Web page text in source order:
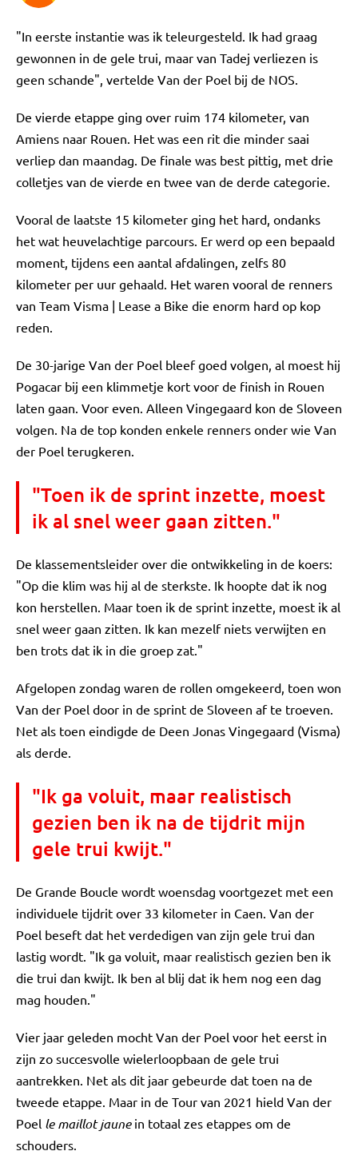
"In eerste instantie was ik teleurgesteld. Ik had graag
gewonnen in de gele trui, maar van Tadej verliezen is
geen schande", vertelde Van der Poel bij de NOS.
De vierde etappe ging over ruim 174 kilometer, van
Amiens naar Rouen. Het was een rit die minder saai
verliep dan maandag. De finale was best pittig, met drie
colletjes van de vierde en twee van de derde categorie.
Vooral de laatste 15 kilometer ging het hard, ondanks
het wat heuvelachtige parcours. Er werd op een bepaald
moment, tijdens een aantal afdalingen, zelfs 80
kilometer per uur gehaald. Het waren vooral de renners
van Team Visma | Lease a Bike die enorm hard op kop
reden.
De 30-jarige Van der Poel bleef goed volgen, al moest hij
Pogacar bij een klimmetje kort voor de finish in Rouen
laten gaan. Voor even. Alleen Vingegaard kon de Sloveen
volgen. Na de top konden enkele renners onder wie Van
der Poel terugkeren.
"Toen ik de sprint inzette, moest
ik al snel weer gaan zitten."
De klassementsleider over die ontwikkeling in de koers:
"Op die klim was hij al de sterkste. Ik hoopte dat ik nog
kon herstellen. Maar toen ik de sprint inzette, moest ik al
snel weer gaan zitten. Ik kan mezelf niets verwijten en
ben trots dat ik in die groep zat."
Afgelopen zondag waren de rollen omgekeerd, toen won
Van der Poel door in de sprint de Sloveen af te troeven.
Net als toen eindigde de Deen Jonas Vingegaard (Visma)
als derde.
"Ik ga voluit, maar realistisch
gezien ben ik na de tijdrit mijn
gele trui kwijt."
De Grande Boucle wordt woensdag voortgezet met een
individuele tijdrit over 33 kilometer in Caen. Van der
Poel beseft dat het verdedigen van zijn gele trui dan
lastig wordt. "Ik ga voluit, maar realistisch gezien ben ik
die trui dan kwijt. Ik ben al blij dat ik hem nog een dag
mag houden."
Vier jaar geleden mocht Van der Poel voor het eerst in
zijn zo succesvolle wielerloopbaan de gele trui
aantrekken. Net als dit jaar gebeurde dat toen na de
tweede etappe. Maar in de Tour van 2021 hield Van der
Poel le maillot jaunein totaal zes etappes om de
schouders.